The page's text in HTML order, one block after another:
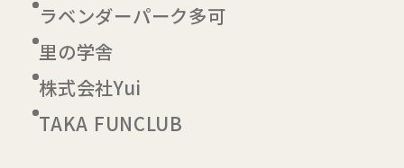
ラベンダーパーク多可
里の学舎
株式会社Yui
TAKA FUNCLUB